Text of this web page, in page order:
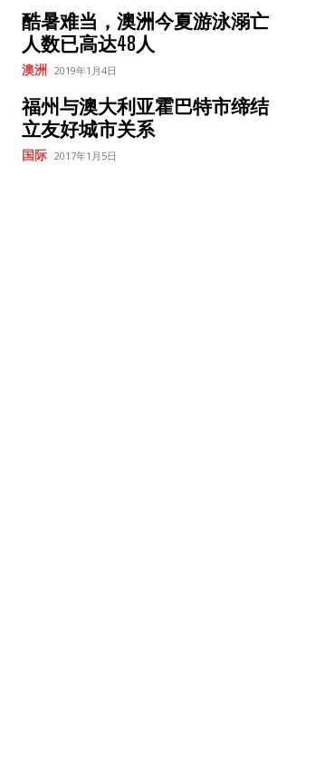
酷暑难当，澳洲今夏游泳溺亡
人数已高达48人
澳洲 2019年1月4日
福州与澳大利亚霍巴特市缔结
立友好城市关系
国际 2017年1月5日